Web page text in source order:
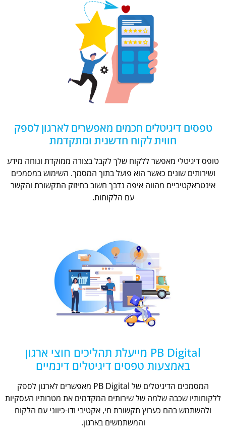
טפסים דיגיטלים חכמים מאפשרים לארגון לספק
חווית לקוח חדשנית ומתקדמת
טופס דיגיטלי מאפשר ללקוח שלך לקבל בצורה ממוקדת ונוחה מידע
ושירותים שונים כאשר הוא פועל בתוך המסמך. השימוש במסמכים
אינטראקטיביים מהווה איפה נדבך חשוב בחיזוק התקשורת והקשר
עם הלקוחות.
PB Digital מייעלת תהליכים חוצי ארגון
באמצעות טפסים דיגיטלים דינמיים
המסמכים הדיגיטלים של PB Digital מאפשרים לארגון לספק
ללקוחותיו שכבה שלמה של שירותים המקדמים את מטרותיו העסקיות
ולהשתמש בהם כערוץ תקשורת חי, אקטיבי ודו-כיווני עם הלקוח
והמשתמשים בארגון.